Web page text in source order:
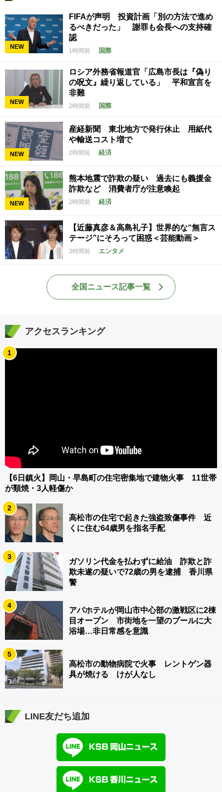
NEW
FIFAが声明 投資計画「別の方法で進め
るべきだった」 謝罪も会長への支持確
認
1時間前 国際
NEW
ロシア外務省報道官「広島市長は『偽り
の呪文』繰り返している」 平和宣言を
非難
2時間前 国際
NEW
産経新聞 東北地方で発行休止 用紙代
や輸送コスト増で
2時間前 経済
NEW
熊本地震で詐欺の疑い 過去にも義援金
詐欺など 消費者庁が注意喚起
2時間前 経済
【近藤真彦＆高島礼子】世界的な“無言ス
テージ”にそろって困惑＜芸能動画＞
3時間前 エンタメ
全国ニュース記事一覧
アクセスランキング
1
【6日鎮火】岡山・早島町の住宅密集地で建物火事 11世帯
が類焼・3人軽傷か
2
高松市の住宅で起きた強盗致傷事件 近
くに住む64歳男を指名手配
3
ガソリン代金を払わずに給油 詐欺と詐
欺未遂の疑いで72歳の男を逮捕 香川県
警
4
アパホテルが岡山市中心部の激戦区に2棟
目オープン 市街地を一望のプールに大
浴場…非日常感を意識
5
高松市の動物病院で火事 レントゲン器
具が焼ける けが人なし
LINE友だち追加